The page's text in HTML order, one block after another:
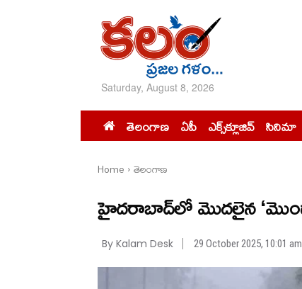
Saturday, August 8, 2026
తెలంగాణ ఏపీ ఎక్స్‌క్లూజివ్‌ సినిమా
Home తెలంగాణ
హైదరాబాద్‌లో మొదలైన
By Kalam Desk 29 October 2025, 10:01 am